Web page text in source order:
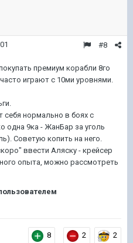
#8
премиум корабли 8го
играют с 10ми уровнями.
нормально в боях с
одна 9ка - ЖанБар за уголь
Советую копить на него.
ввести Аляску - крейсер
опыта, можно рассмотреть
8 2 2